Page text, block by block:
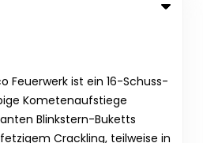
Feuerwerk ist ein 16-Schuss-
Kometenaufstiege
Blinkstern-Buketts
Crackling, teilweise in